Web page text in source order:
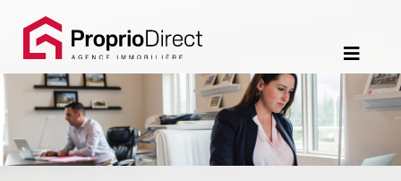
Contact
450.229.2992
NOS
PROPRIÉTÉS